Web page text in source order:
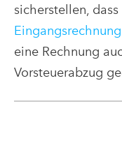
sicherstellen,
Eingangsrechnung
eine Rechnung
Vorsteuerabzug